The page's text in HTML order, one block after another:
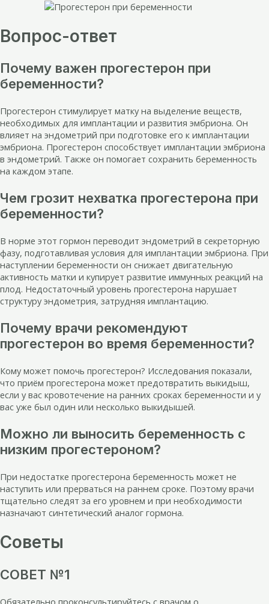
Вопрос-ответ
Почему важен прогестерон при
беременности?
Прогестерон стимулирует матку на выделение веществ,
необходимых для имплантации и развития эмбриона. Он
влияет на эндометрий при подготовке его к имплантации
эмбриона. Прогестерон способствует имплантации эмбриона
в эндометрий. Также он помогает сохранить беременность
на каждом этапе.
Чем грозит нехватка прогестерона при
беременности?
В норме этот гормон переводит эндометрий в секреторную
фазу, подготавливая условия для имплантации эмбриона. При
наступлении беременности он снижает двигательную
активность матки и купирует развитие иммунных реакций на
плод. Недостаточный уровень прогестерона нарушает
структуру эндометрия, затрудняя имплантацию.
Почему врачи рекомендуют
прогестерон во время беременности?
Кому может помочь прогестерон? Исследования показали,
что приём прогестерона может предотвратить выкидыш,
если у вас кровотечение на ранних сроках беременности и у
вас уже был один или несколько выкидышей.
Можно ли выносить беременность с
низким прогестероном?
При недостатке прогестерона беременность может не
наступить или прерваться на раннем сроке. Поэтому врачи
тщательно следят за его уровнем и при необходимости
назначают синтетический аналог гормона.
Советы
СОВЕТ №1
Обязательно проконсультируйтесь с врачом о